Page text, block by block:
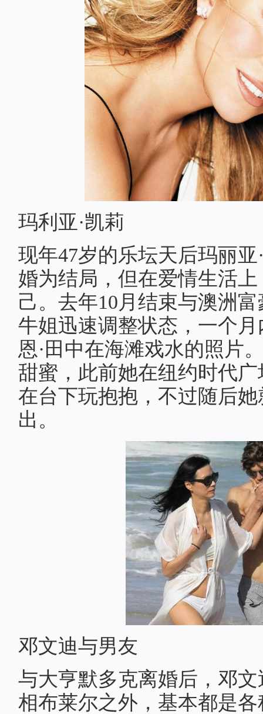
玛利亚·凯莉
现年47岁的乐坛天后玛丽
婚为结局，但在爱情生活
己。去年10月结束与澳洲
牛姐迅速调整状态，一个
恩·田中在海滩戏水的照片
甜蜜，此前她在纽约时代
在台下玩抱抱，不过随后
出。
邓文迪与男友
与大亨默多克离婚后，邓
相布莱尔之外，基本都是